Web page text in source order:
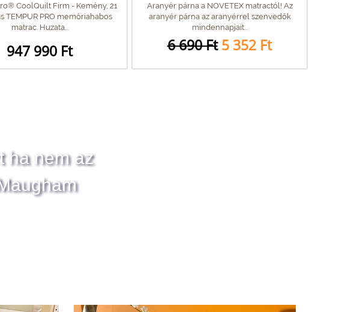
CoolQuilt Firm - Kemény, 21
TEMPUR PRO memóriahabos
matrac. Huzata...
947 990 Ft
Aranyér párna a NOVETEX matractól! Az
aranyér párna az aranyérrel szenvedők
mindennapjait...
6 690 Ft 5 352 Ft
ha nem az